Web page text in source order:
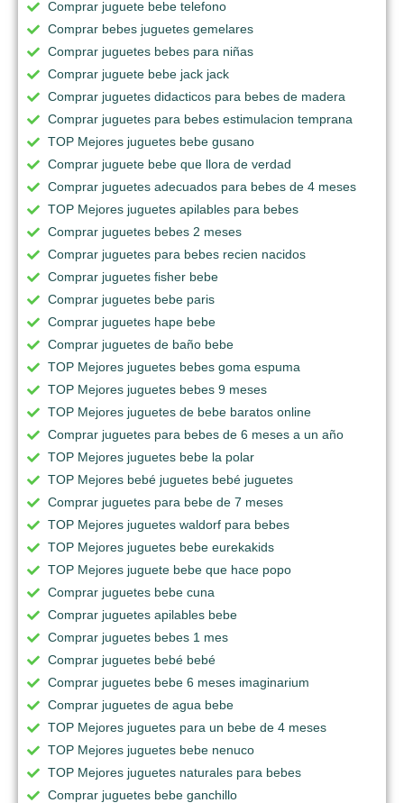
Comprar juguete bebe telefono
Comprar bebes juguetes gemelares
Comprar juguetes bebes para niñas
Comprar juguete bebe jack jack
Comprar juguetes didacticos para bebes de madera
Comprar juguetes para bebes estimulacion temprana
TOP Mejores juguetes bebe gusano
Comprar juguete bebe que llora de verdad
Comprar juguetes adecuados para bebes de 4 meses
TOP Mejores juguetes apilables para bebes
Comprar juguetes bebes 2 meses
Comprar juguetes para bebes recien nacidos
Comprar juguetes fisher bebe
Comprar juguetes bebe paris
Comprar juguetes hape bebe
Comprar juguetes de baño bebe
TOP Mejores juguetes bebes goma espuma
TOP Mejores juguetes bebes 9 meses
TOP Mejores juguetes de bebe baratos online
Comprar juguetes para bebes de 6 meses a un año
TOP Mejores juguetes bebe la polar
TOP Mejores bebé juguetes bebé juguetes
Comprar juguetes para bebe de 7 meses
TOP Mejores juguetes waldorf para bebes
TOP Mejores juguetes bebe eurekakids
TOP Mejores juguete bebe que hace popo
Comprar juguetes bebe cuna
Comprar juguetes apilables bebe
Comprar juguetes bebes 1 mes
Comprar juguetes bebé bebé
Comprar juguetes bebe 6 meses imaginarium
Comprar juguetes de agua bebe
TOP Mejores juguetes para un bebe de 4 meses
TOP Mejores juguetes bebe nenuco
TOP Mejores juguetes naturales para bebes
Comprar juguetes bebe ganchillo